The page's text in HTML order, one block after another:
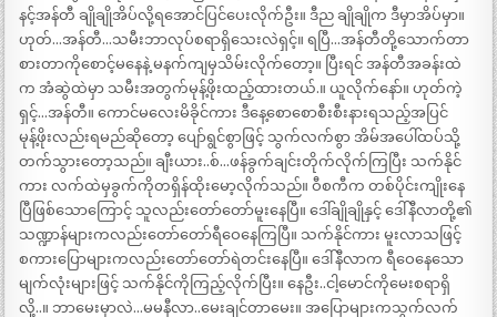
နင့်အန်တီ ချိုချိုအိပ်လို့ရအောင်ပြင်ပေးလိုက်ဦး။ ဒီည ချိုချိုက ဒီမှာအိပ်မှာ။
ဟုတ်…အန်တီ…သမီးဘာလုပ်စရာရှိသေးလဲရှင့်။ ရပြီ…အန်တီတို့သောက်တာ
စားတာကိုစောင့်မနေနဲ့ မနက်ကျမှသိမ်းလိုက်တော့။ ပြီးရင် အန်တီအခန်းထဲ
က အံဆွဲထဲမှာ သမီးအတွက်မုန့်ဖိုးထည့်ထားတယ်.။ ယူလိုက်နော်။ ဟုတ်ကဲ့
ရှင့်…အန်တီ။ ကောင်မလေးမိခိုင်ကား ဒီနေ့စောစောစီးစီးနားရသည့်အပြင်
မုန့်ဖိုးလည်းရမည်ဆိုတော့ ပျော်ရွင်စွာဖြင့် သွက်လက်စွာ အိမ်အပေါ်ထပ်သို့
တက်သွားတော့သည်။ ချီးယား..စ်…ဖန်ခွက်ချင်းတိုက်လိုက်ကြပြီး သက်နိုင်
ကား လက်ထဲမှခွက်ကိုတရှိန်ထိုးမော့လိုက်သည်။ ဝီစကီက တစ်ပိုင်းကျိုးနေ
ပြီဖြစ်သောကြောင့် သူလည်းတော်တော်မူးနေပြီ။ ဒေါ်ချိုချိုနှင့် ဒေါ်နီလာတို့၏
သဏ္ဍာန်များကလည်းတော်တော်ရီဝေနေကြပြီ။ သက်နိုင်ကား မူးလာသဖြင့်
စကားပြောများကလည်းတော်တော်ရဲတင်းနေပြီ။ ဒေါ်နီလာက ရီဝေနေသော
မျက်လုံးများဖြင့် သက်နိုင်ကိုကြည့်လိုက်ပြီး။ နေဦး..ငါ့မောင်ကိုမေးစရာရှိ
လို့..။ ဘာမေးမှာလဲ…မမနီလာ..မေးချင်တာမေး။ အပြောများကသွက်လက်